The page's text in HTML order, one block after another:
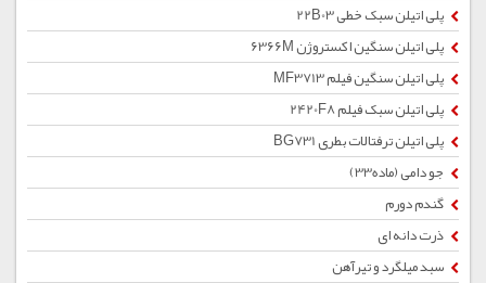
پلی اتیلن سبک خطی 22B03
پلی اتیلن سنگین اکستروژن 6366M
پلی اتیلن سنگین فیلم MF3713
پلی اتیلن سبک فیلم 2420F8
پلی اتیلن ترفتالات بطری BG731
جو دامی (ماده33)
گندم دورم
ذرت دانه ای
سبد میلگرد و تیرآهن